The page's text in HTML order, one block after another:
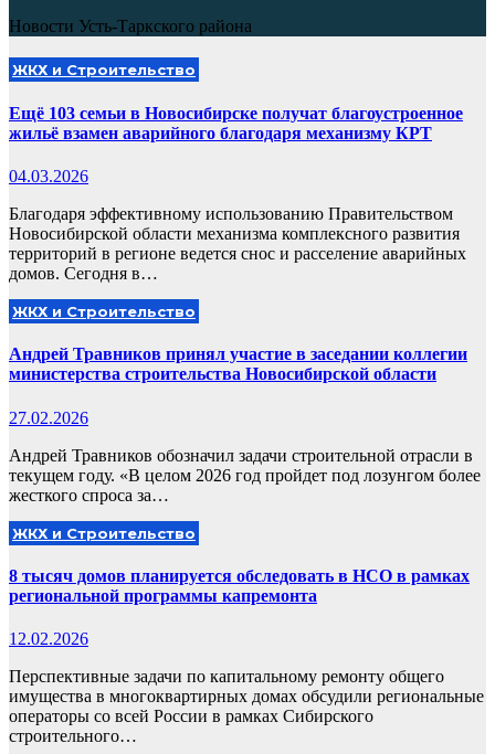
Новости Усть-Таркского района
ЖКХ и Строительство
Ещё 103 семьи в Новосибирске получат благоустроенное
жильё взамен аварийного благодаря механизму КРТ
04.03.2026
Благодаря эффективному использованию Правительством
Новосибирской области механизма комплексного развития
территорий в регионе ведется снос и расселение аварийных
домов. Сегодня в…
ЖКХ и Строительство
Андрей Травников принял участие в заседании коллегии
министерства строительства Новосибирской области
27.02.2026
Андрей Травников обозначил задачи строительной отрасли в
текущем году. «В целом 2026 год пройдет под лозунгом более
жесткого спроса за…
ЖКХ и Строительство
8 тысяч домов планируется обследовать в НСО в рамках
региональной программы капремонта
12.02.2026
Перспективные задачи по капитальному ремонту общего
имущества в многоквартирных домах обсудили региональные
операторы со всей России в рамках Сибирского
строительного…